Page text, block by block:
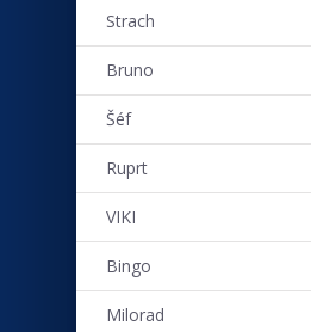
Strach
Bruno
Šéf
Ruprt
VIKI
Bingo
Milorad